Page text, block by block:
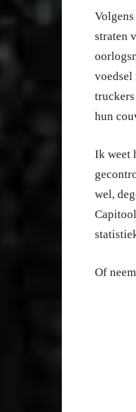
straten
voedsel
hun
Ik weet
wel,
Of